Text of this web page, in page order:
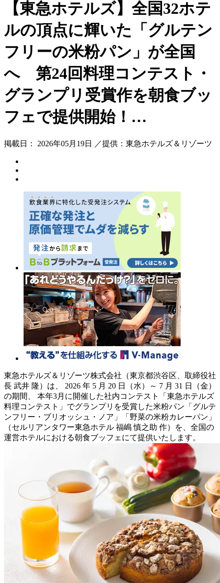
【東急ホテルズ】全国32ホテ
ルの頂点に輝いた「グルテン
フリーの米粉パン」が全国
へ 第24回料理コンテスト・
グランプリ受賞作を朝食ブッ
フェで提供開始！…
掲載日： 2026年05月19日 ／提供：東急ホテルズ＆リゾーツ
東急ホテルズ＆リゾーツ株式会社（東京都渋谷区、取締役社
長 武井 隆）は、 2026 年 5 月 20 日（水）～ 7 月 31 日（金）
の期間、 本年3月に開催した社内コンテスト「東急ホテルズ
料理コンテスト」でグランプリを受賞した米粉パン「グルテ
ンフリー・ブリオッシュ・ノア」「野菜の米粉カレーパン」
（セルリアンタワー東急ホテル 福嶋 慎之助 作）を、全国の
運営ホテルにおける朝食ブッフェにて提供いたします。